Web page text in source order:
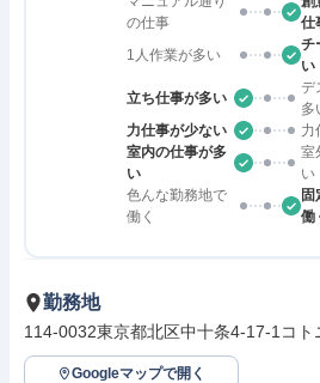
の仕事
仕
1人作業が多い
チ
い
立ち仕事が多い
デ
多
力仕事が少ない
力
室内の仕事が多
い
室
い
色んな勤務地で
働く
固
働
勤務地
114-0032東京都北区中十条4-17-1コト
Googleマップで開く